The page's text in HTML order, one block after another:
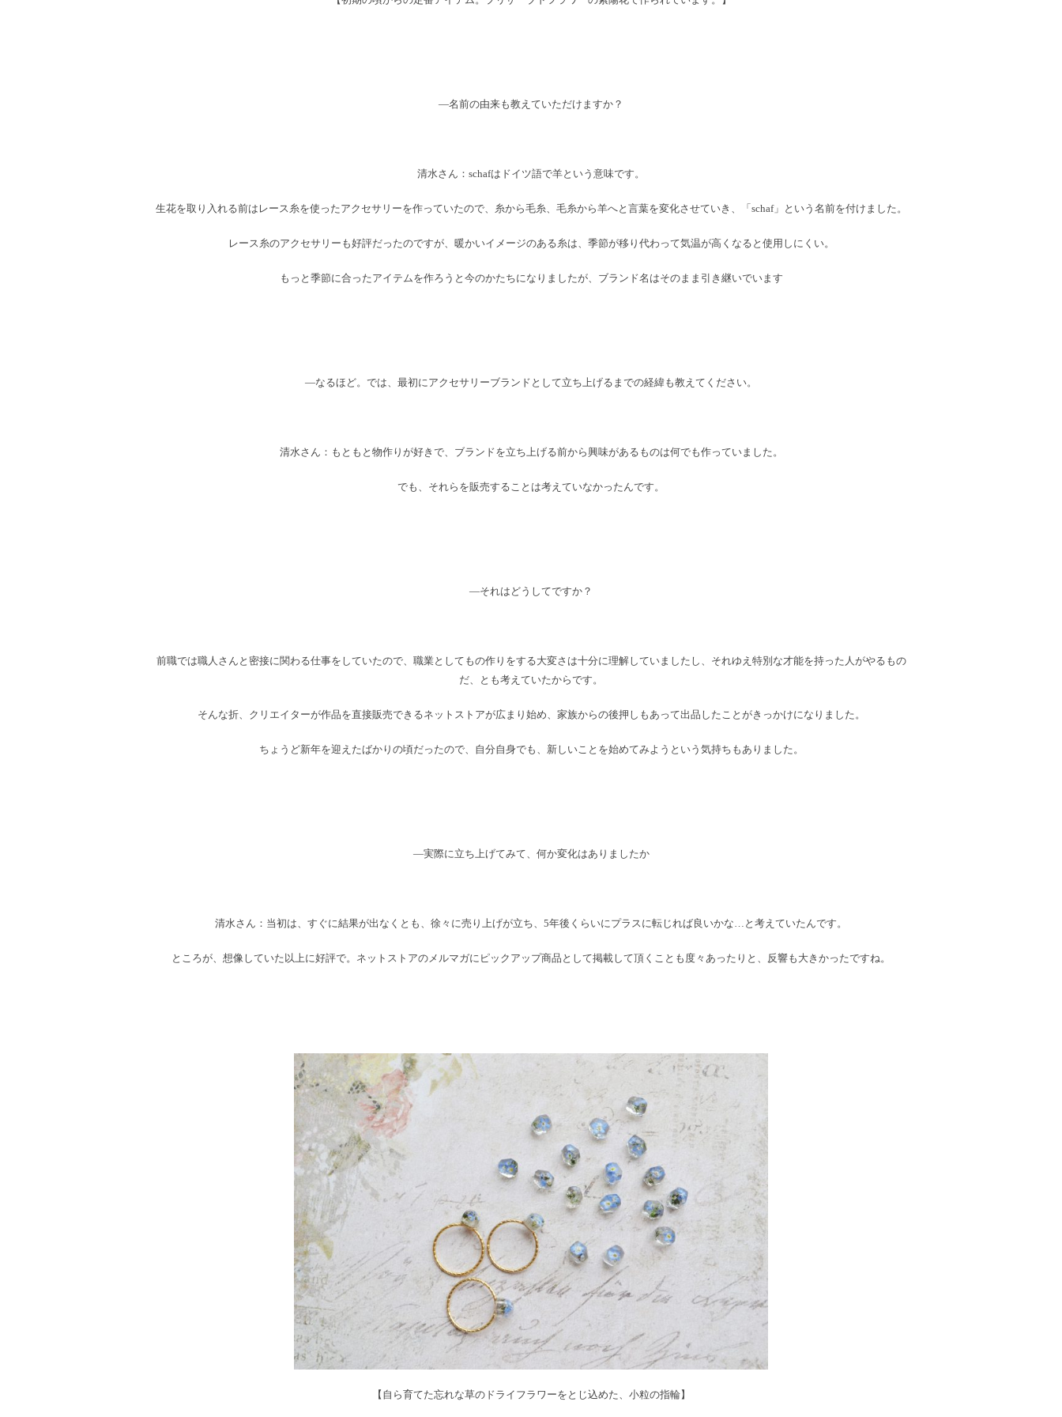
―名前の由来も教えていただけますか？
清水さん：schafはドイツ語で羊という意味です。
生花を取り入れる前はレース糸を使ったアクセサリーを作っていたので、糸から毛糸、毛糸から羊へと言葉を変化させていき、「schaf」という名前を付けました。
レース糸のアクセサリーも好評だったのですが、暖かいイメージのある糸は、季節が移り代わって気温が高くなると使用しにくい。
もっと季節に合ったアイテムを作ろうと今のかたちになりましたが、ブランド名はそのまま引き継いでいます
―なるほど。では、最初にアクセサリーブランドとして立ち上げるまでの経緯も教えてください。
清水さん：もともと物作りが好きで、ブランドを立ち上げる前から興味があるものは何でも作っていました。
でも、それらを販売することは考えていなかったんです。
―それはどうしてですか？
前職では職人さんと密接に関わる仕事をしていたので、職業としてもの作りをする大変さは十分に理解していましたし、それゆえ特別な才能を持った人がやるもの
だ、とも考えていたからです。
そんな折、クリエイターが作品を直接販売できるネットストアが広まり始め、家族からの後押しもあって出品したことがきっかけになりました。
ちょうど新年を迎えたばかりの頃だったので、自分自身でも、新しいことを始めてみようという気持ちもありました。
―実際に立ち上げてみて、何か変化はありましたか
清水さん：当初は、すぐに結果が出なくとも、徐々に売り上げが立ち、5年後くらいにプラスに転じれば良いかな…と考えていたんです。
ところが、想像していた以上に好評で。ネットストアのメルマガにピックアップ商品として掲載して頂くことも度々あったりと、反響も大きかったですね。
【自ら育てた忘れな草のドライフラワーをとじ込めた、小粒の指輪】